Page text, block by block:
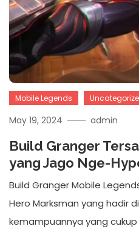
Mobile Legends
May 19, 2024 admin
Build Granger
yang Jago Nge-
Build Granger Mobile
Hero Marksman yang hadir
kemampuannya yang